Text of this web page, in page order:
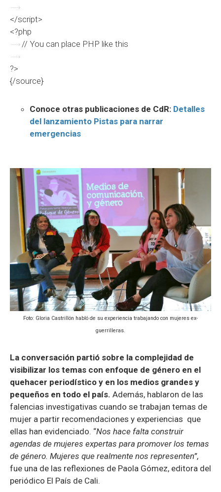
</script>
<?php
// You can place PHP like this
?>
{/source}
Conoce otras publicaciones de CdR: Detalles
del lanzamiento Pistas para narrar
emergencias
Foto: Gloria Castrillón habló de su experiencia trabajando con mujeres ex-
guerrilleras.
La conversación partió sobre la complejidad de
visibilizar los temas con enfoque de género en el
quehacer periodístico y en los medios grandes y
pequeños en todo el país. Además, hablaron de las
falencias investigativas cuando se trabajan temas de
mujer a partir recomendaciones y experiencias que
ellas han evidenciado. “Nos hace falta construir
agendas de mujeres expertas para promover los temas
de género. Mujeres que realmente nos representen”,
fue una de las reflexiones de Paola Gómez, editora del
periódico El País de Cali.